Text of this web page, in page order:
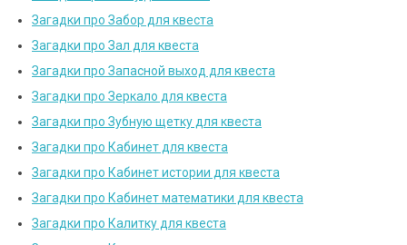
Загадки про Забор для квеста
Загадки про Зал для квеста
Загадки про Запасной выход для квеста
Загадки про Зеркало для квеста
Загадки про Зубную щетку для квеста
Загадки про Кабинет для квеста
Загадки про Кабинет истории для квеста
Загадки про Кабинет математики для квеста
Загадки про Калитку для квеста